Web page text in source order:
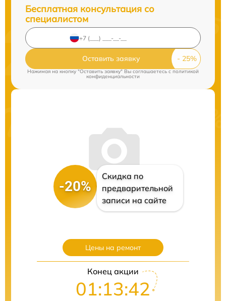
Бесплатная консультация со
специалистом
Оставить заявку
Нажимая на кнопку "Оставить заявку" Вы соглашаетесь c политикой
конфиденциальности
-20%
Скидка по
предварительной
записи на сайте
Цены на ремонт
Конец акции
01:13:41